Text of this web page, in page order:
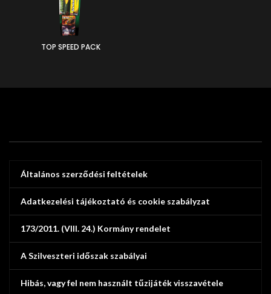
TOP SPEED PACK
Általános szerződési feltételek
Adatkezelési tájékoztató és cookie szabályzat
173/2011. (VIII. 24.) Kormány rendelet
A Szilveszteri időszak szabályai
Hibás, vagy fel nem használt tűzijáték visszavétele